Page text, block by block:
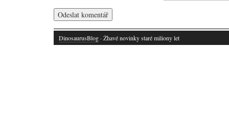
DinosaurusBlog · Žhavé novinky staré miliony let